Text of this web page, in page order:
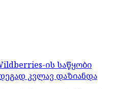
ის საწყობი
კვლავ დაზიანდა